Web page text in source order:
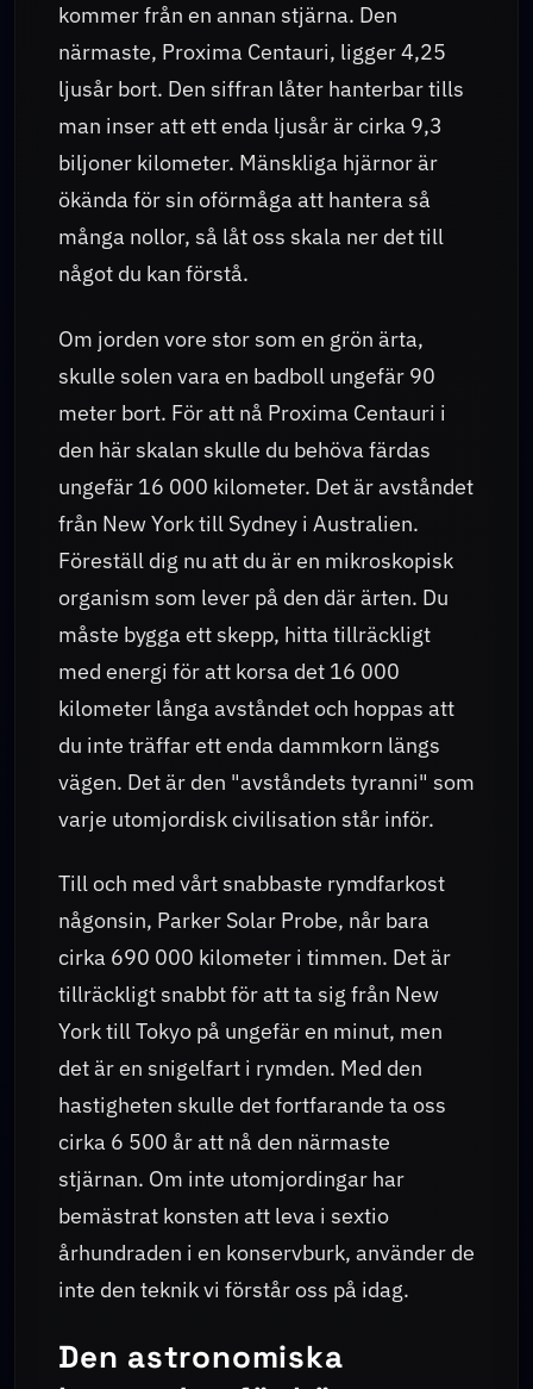
kommer från en annan stjärna. Den
närmaste, Proxima Centauri, ligger 4,25
ljusår bort. Den siffran låter hanterbar tills
man inser att ett enda ljusår är cirka 9,3
biljoner kilometer. Mänskliga hjärnor är
ökända för sin oförmåga att hantera så
många nollor, så låt oss skala ner det till
något du kan förstå.
Om jorden vore stor som en grön ärta,
skulle solen vara en badboll ungefär 90
meter bort. För att nå Proxima Centauri i
den här skalan skulle du behöva färdas
ungefär 16 000 kilometer. Det är avståndet
från New York till Sydney i Australien.
Föreställ dig nu att du är en mikroskopisk
organism som lever på den där ärten. Du
måste bygga ett skepp, hitta tillräckligt
med energi för att korsa det 16 000
kilometer långa avståndet och hoppas att
du inte träffar ett enda dammkorn längs
vägen. Det är den "avståndets tyranni" som
varje utomjordisk civilisation står inför.
Till och med vårt snabbaste rymdfarkost
någonsin, Parker Solar Probe, når bara
cirka 690 000 kilometer i timmen. Det är
tillräckligt snabbt för att ta sig från New
York till Tokyo på ungefär en minut, men
det är en snigelfart i rymden. Med den
hastigheten skulle det fortfarande ta oss
cirka 6 500 år att nå den närmaste
stjärnan. Om inte utomjordingar har
bemästrat konsten att leva i sextio
århundraden i en konservburk, använder de
inte den teknik vi förstår oss på idag.
Den astronomiska